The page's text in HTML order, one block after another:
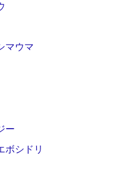
マウマ
ー
ボシドリ